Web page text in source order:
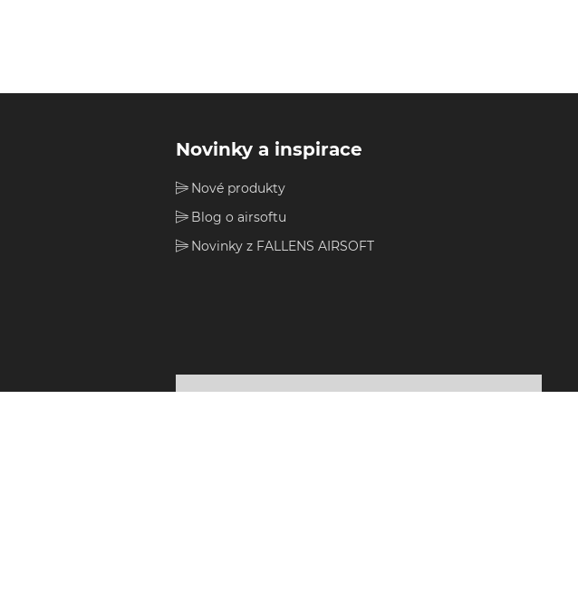
Novinky a inspirace
Nové produkty
Blog o airsoftu
Novinky z FALLENS AIRSOFT